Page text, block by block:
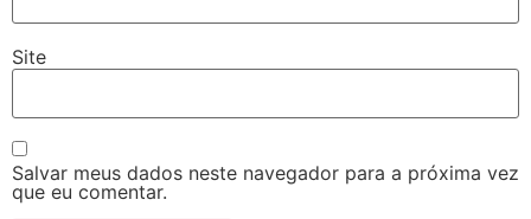
Site
Salvar meus dados neste navegador para a próxima vez
que eu comentar.